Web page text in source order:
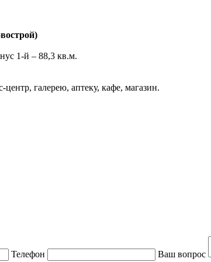
1-й – 88,3 кв.м.
галерею, аптеку, кафе, магазин.
Телефон Ваш вопрос